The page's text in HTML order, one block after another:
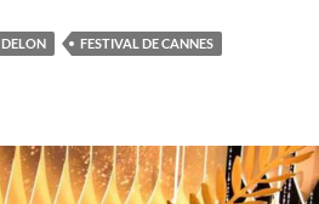
DELON
FESTIVAL DE CANNES